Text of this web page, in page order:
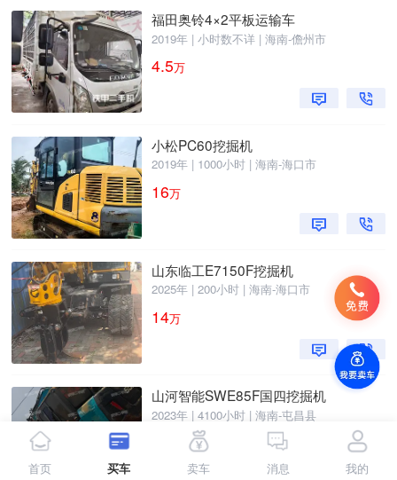
福田奥铃4×2平板运输车
2019年 | 小时数不详 | 海南-儋州市
4.5万
小松PC60挖掘机
2019年 | 1000小时 | 海南-海口市
16万
山东临工E7150F挖掘机
2025年 | 200小时 | 海南-海口市
14万
山河智能SWE85F国四挖掘机
2023年 | 4100小时 | 海南-屯昌县
万
首页
买车 卖车 消息 我的